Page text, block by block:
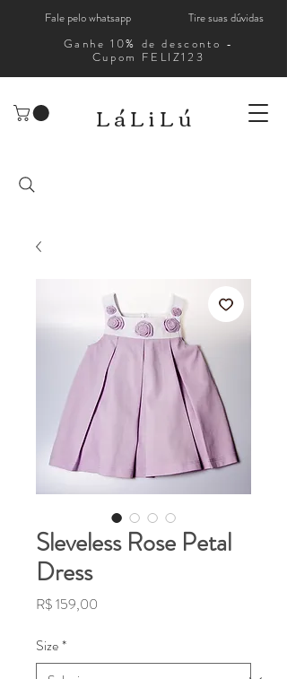
Fale pelo whatsapp
Tire suas dúvidas
Ganhe 10% de desconto -
Cupom FELIZ123
LáLiLú
Sleveless Rose Petal
Dress
R$ 159,00
Size*